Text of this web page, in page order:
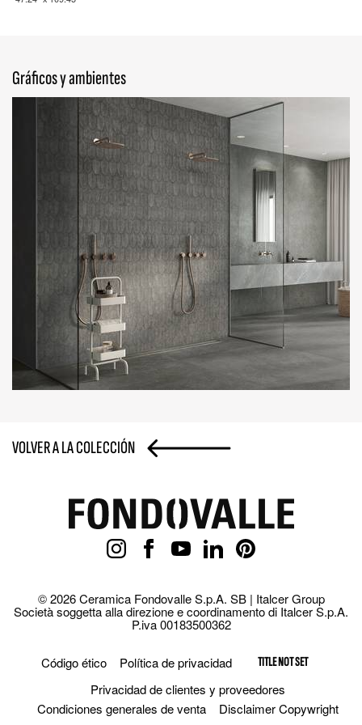
Gráficos y ambientes
VOLVER A LA COLECCIÓN
© 2026 Ceramica Fondovalle S.p.A. SB | Italcer Group
Società soggetta alla direzione e coordinamento di Italcer S.p.A.
P.iva 00183500362
Código ético Política de privacidad TITLE NOT SET
Privacidad de clientes y proveedores
Condiciones generales de venta
Disclaimer Copywright